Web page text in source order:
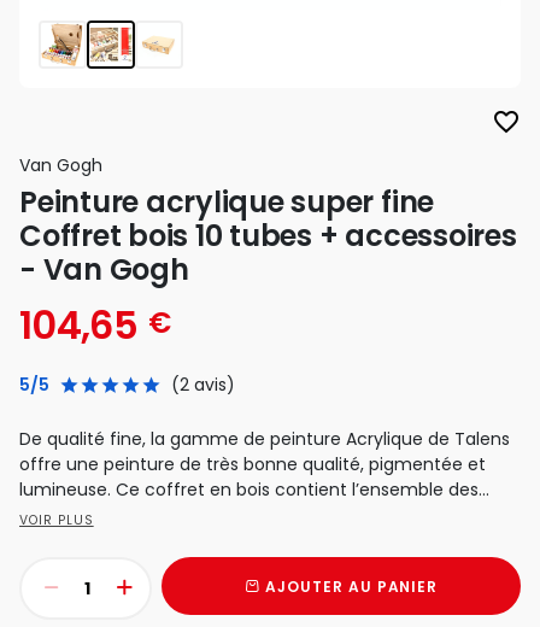
favorite_border
Van Gogh
Peinture acrylique super fine
Coffret bois 10 tubes + accessoires
- Van Gogh
104,65 €
5/5 (2 avis)
De qualité fine, la gamme de peinture Acrylique de Talens
offre une peinture de très bonne qualité, pigmentée et
lumineuse. Ce coffret en bois contient l’ensemble des...
VOIR PLUS
AJOUTER AU PANIER